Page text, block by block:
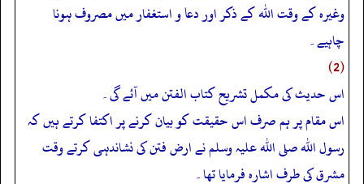
وغیرہ کے وقت اللہ کے ذکر اور دعا و استغفار میں مصروف ہونا
چاہیے۔
(2)
اس حدیث کی مکمل تشریح کتاب الفتن میں آئے گی۔
اس مقام پر ہم صرف اس حقیقت کو بیان کرنے پر اکتفا کرتے ہیں کہ
رسول اللہ صلی اللہ علیہ وسلم نے ارض فتن کی نشاندہی کرتے وقت
مشرق کی طرف اشارہ فرمایا تھا۔